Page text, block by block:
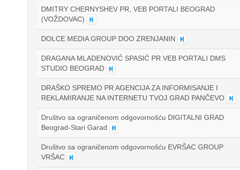
DMITRY CHERNYSHEV PR, VEB PORTALI BEOGRAD
(VOŽDOVAC)
DOLCE MEDIA GROUP DOO ZRENJANIN
DRAGANA MLADENOVIĆ SPASIĆ PR VEB PORTALI DMS
STUDIO BEOGRAD
DRAŠKO SPREMO PR AGENCIJA ZA INFORMISANJE I
REKLAMIRANJE NA INTERNETU TVOJ GRAD PANČEVO
Društvo sa ograničenom odgovornošću DIGITALNI GRAD
Beograd-Stari Garad
Društvo sa ograničenom odgovornošću EVRŠAC GROUP
VRŠAC